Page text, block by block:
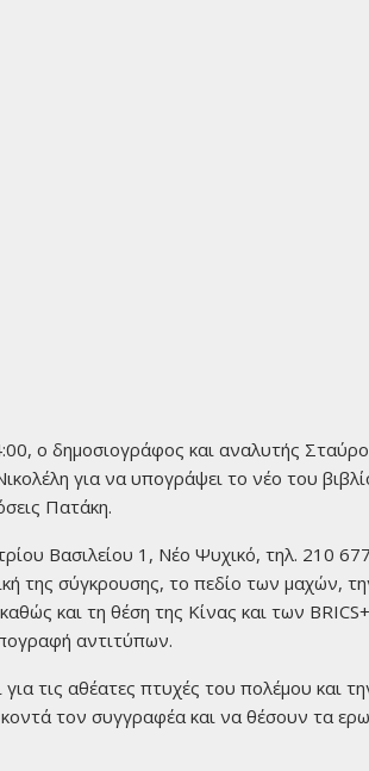
ο δημοσιογράφος και αναλυτής
για να υπογράψει το νέο του
Πατάκη.
Βασιλείου 1, Νέο Ψυχικό, τηλ. 210
της σύγκρουσης, το πεδίο των μαχών,
και τη θέση της Κίνας και των
αντιτύπων.
τις αθέατες πτυχές του πολέμου και
τον συγγραφέα και να θέσουν τα